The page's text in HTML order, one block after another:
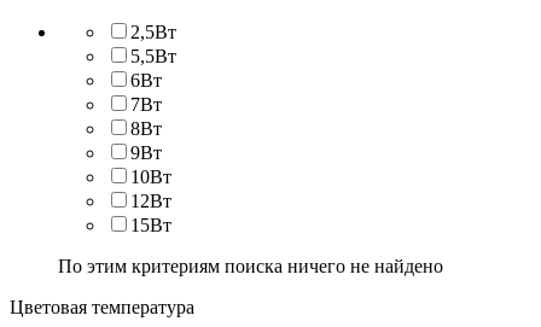
2,5Вт
5,5Вт
6Вт
7Вт
8Вт
9Вт
10Вт
12Вт
15Вт
По этим критериям поиска ничего не найдено
Цветовая температура